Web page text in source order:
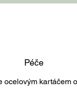
Péče
ocelovým kartáčem